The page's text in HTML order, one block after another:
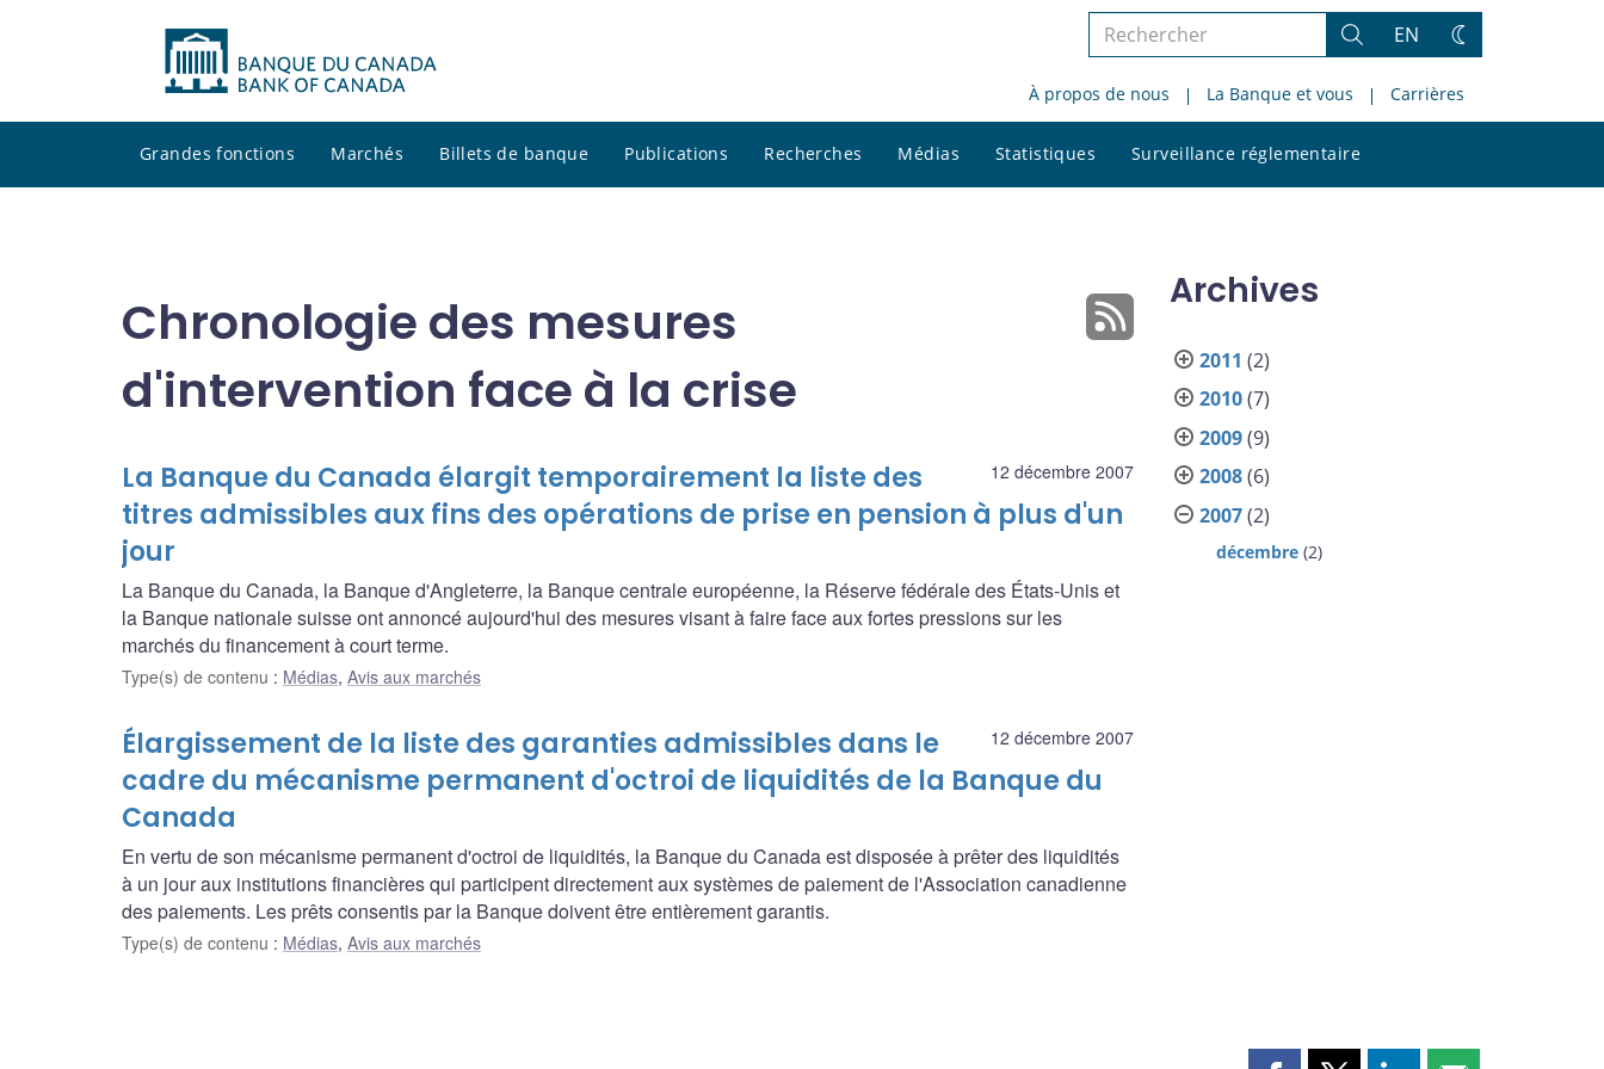
Rechercher
le
site
Rechercher
EN
Changez
thème
À propos de nous La Banque et vous Carrières
Grandes fonctions Marchés Billets de banque Publications Recherches Médias Statistiques Surveillance réglementaire
le
Chronologie des mesures
d'intervention face à la crise
12 décembre 2007
La Banque du Canada élargit temporairement la liste des
titres admissibles aux fins des opérations de prise en pension à plus d'un
jour
La Banque du Canada, la Banque d'Angleterre, la Banque centrale européenne, la Réserve fédérale des États-Unis et
la Banque nationale suisse ont annoncé aujourd'hui des mesures visant à faire face aux fortes pressions sur les
marchés du financement à court terme.
Type(s) de contenu : Médias, Avis aux marchés
12 décembre 2007
Élargissement de la liste des garanties admissibles dans le
cadre du mécanisme permanent d'octroi de liquidités de la Banque du
Canada
En vertu de son mécanisme permanent d'octroi de liquidités, la Banque du Canada est disposée à prêter des liquidités
à un jour aux institutions financières qui participent directement aux systèmes de paiement de l'Association canadienne
des paiements. Les prêts consentis par la Banque doivent être entièrement garantis.
Type(s) de contenu : Médias, Avis aux marchés
Archives
2011 (2)
2010(7)
2009(9)
2008(6)
2007(2)
décembre (2)